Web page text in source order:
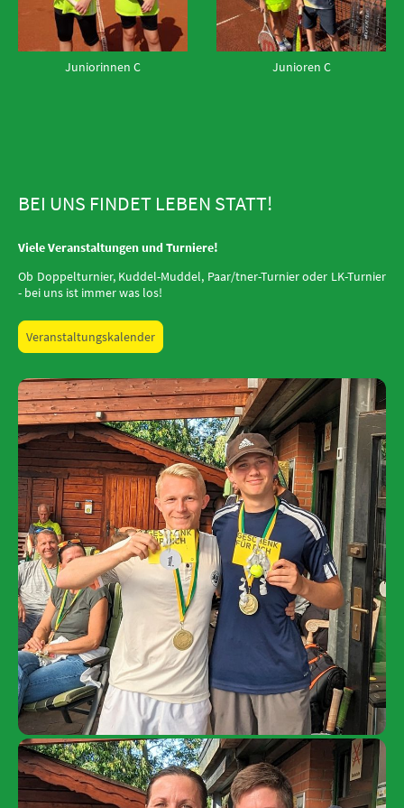
Juniorinnen C Junioren C
BEI UNS FINDET LEBEN STATT!
Viele Veranstaltungen und Turniere!
Ob Doppelturnier, Kuddel-Muddel, Paar/tner-Turnier oder LK-Turnier
- bei uns ist immer was los!
Veranstaltungskalender